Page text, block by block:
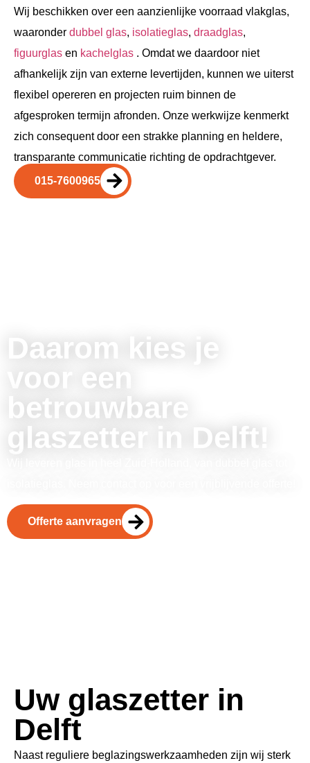
Wij beschikken over een aanzienlijke voorraad vlakglas,
waaronder dubbel glas, isolatieglas, draadglas,
figuurglas en kachelglas . Omdat we daardoor niet
afhankelijk zijn van externe levertijden, kunnen we uiterst
flexibel opereren en projecten ruim binnen de
afgesproken termijn afronden. Onze werkwijze kenmerkt
zich consequent door een strakke planning en heldere,
transparante communicatie richting de opdrachtgever.
015-7600965
Daarom kies je
voor een
betrouwbare
glaszetter in Delft!
Offerte aanvragen
Uw glaszetter in
Delft
Naast reguliere beglazingswerkzaamheden zijn wij sterk